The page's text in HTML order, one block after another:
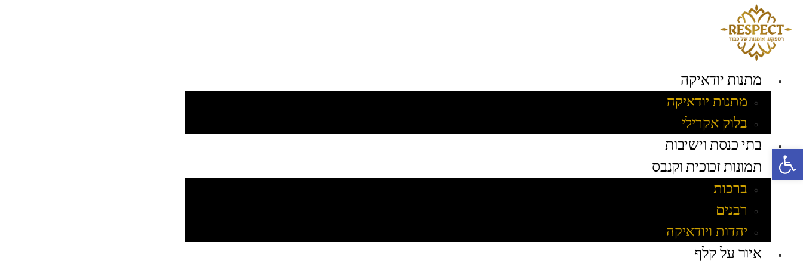
מתנות יודאיקה
מתנות יודאיקה
בלוק אקרילי
בתי כנסת וישיבות
תמונות זכוכית וקנבס
ברכות
רבנים
יהדות ויודאיקה
איור על קלף
פתח סרגל נגישות